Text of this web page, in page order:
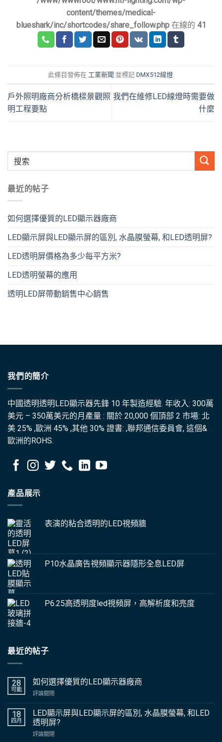
content/themes/medical-
blueshark/inc/shortcodes/share_follow.php在線的 41
此條目發佈在 工業新聞 並標記 DMX512線燈.
戶外照明廠商分析橋樑景觀照
明工程要點
我們在維修LED線燈時需要做
什麼
最近的帖子
如何選擇優質的LED顯示器廠商
LED顯示屏與LED顯示屏的區別, 水晶膜螢幕, 和LED透明屏?
LED透明屏價格為多少每平方米?
LED透明螢幕的應用
透明LED屏帶動銷售中心銷售
我們的簡介
中國透明透明LED顯示器先鋒 10 年製造經驗. 年收入: 300萬
美元 – 350萬美元的月產量 : 關於 20,000 個頂部 2 市場: 北
美 25% ,歐洲 45% ,其他 30% 證書: ,聯邦通信委員會, 這個&
歐洲的ROHS.
產品展示
表演的粘合透明的LED視頻牆
P10水晶廣告視頻顯示器隱形全息LED屏
P6.25高透明度led視頻屏，高解析度和亮度
最近的帖子
28
可能
如何選擇優質的LED顯示器廠商
評論關閉
何
選
擇
18
四月
LED顯示屏與LED顯示屏的區別, 水晶膜螢幕, 和LED
透明屏?
評論關閉